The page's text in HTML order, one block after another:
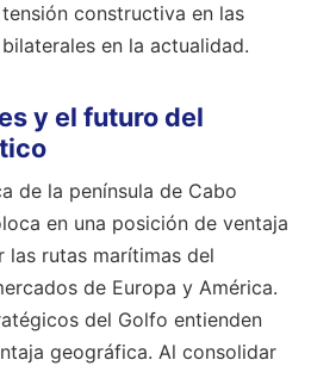
constructiva en las
en la actualidad.
y el futuro del
de la península de Cabo
en una posición de ventaja
las rutas marítimas del
de Europa y América.
del Golfo entienden
geográfica. Al consolidar